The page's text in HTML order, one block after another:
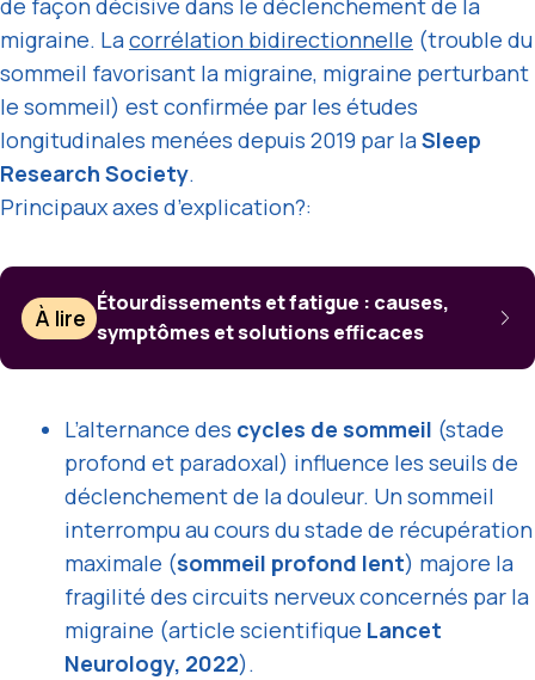
de façon décisive dans le déclenchement de la
migraine. Lacorrélation bidirectionnelle (trouble du
sommeil favorisant la migraine, migraine perturbant
le sommeil) est confirmée par les études
longitudinales menées depuis 2019 par laSleep
Research Society.
Principaux axes d’explication?:
À lire
Étourdissements et fatigue : causes,
symptômes et solutions efficaces
L’alternance des cycles de sommeil (stade
profond et paradoxal) influence les seuils de
déclenchement de la douleur. Un sommeil
interrompu au cours du stade de récupération
maximale (sommeil profond lent) majore la
fragilité des circuits nerveux concernés par la
migraine (article scientifique Lancet
Neurology, 2022).